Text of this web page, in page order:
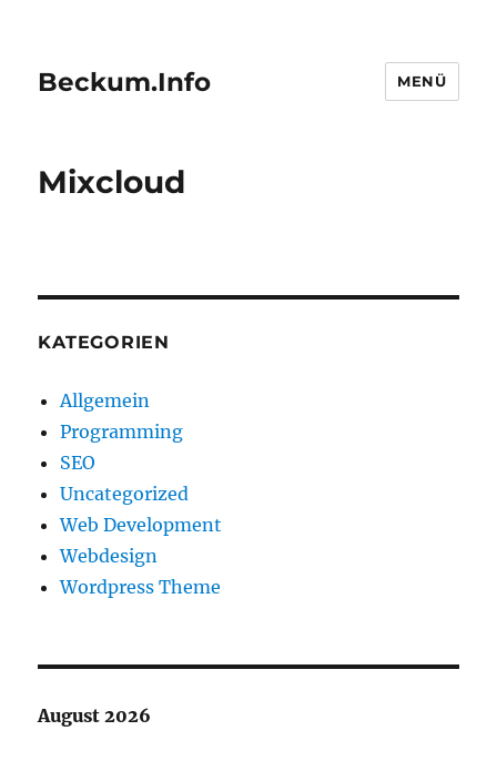
Beckum.Info MENÜ
Mixcloud
KATEGORIEN
Allgemein
Programming
SEO
Uncategorized
Web Development
Webdesign
Wordpress Theme
August 2026